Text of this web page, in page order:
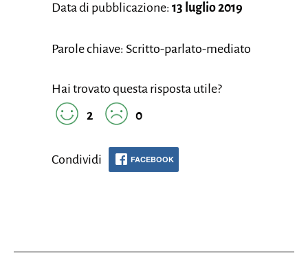
Data di pubblicazione: 13 luglio 2019
Parole chiave: Scritto-parlato-mediato
Hai trovato questa risposta utile?
2
0
Condividi FACEBOOK